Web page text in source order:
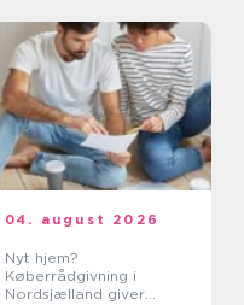
04. august 2026
Nyt hjem?
Køberrådgivning i
Nordsjælland giver